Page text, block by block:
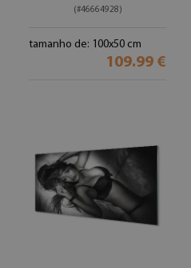
(#46664928)
tamanho de: 100x50 cm
109.99 €